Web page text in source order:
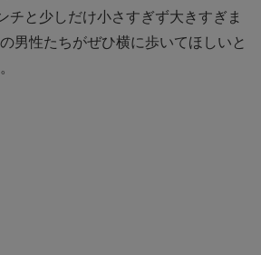
チと少しだけ小さすぎず大きすぎま
男性たちがぜひ横に歩いてほしいと